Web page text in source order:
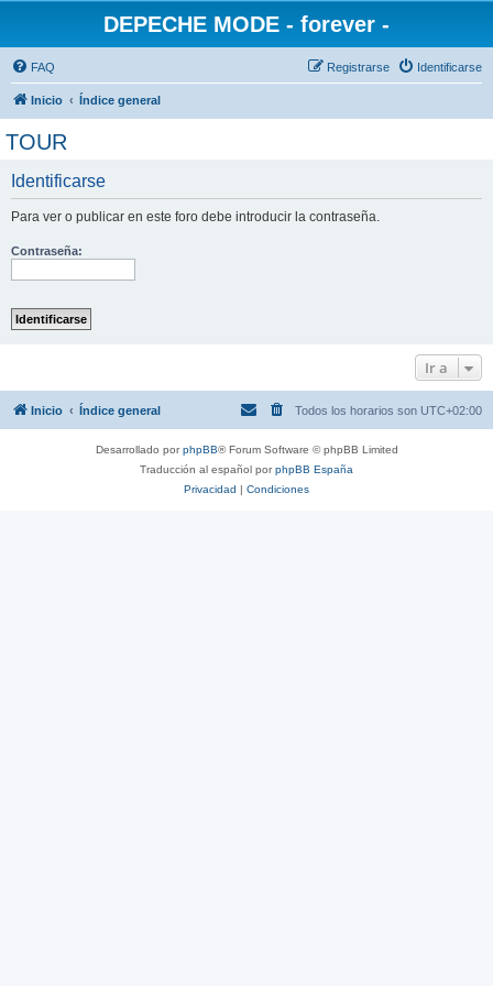
DEPECHE MODE - forever -
FAQ Identificarse
Registrarse
Inicio Índice general
TOUR
Identificarse
Para ver o publicar en este foro debe introducir la contraseña.
Contraseña:
Ir a
Inicio Índice general Todos los horarios son UTC+02:00
Desarrollado porphpBB® Forum Software © phpBB Limited
Traducción al español porphpBB España
Privacidad | Condiciones